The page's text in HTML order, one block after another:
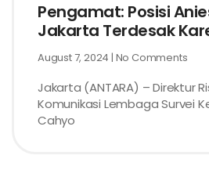
Pengamat: Posisi
Jakarta Terdesak
August 7, 2024 No Comments
Jakarta (ANTARA) – Direktur
Komunikasi Lembaga Survei
Cahyo